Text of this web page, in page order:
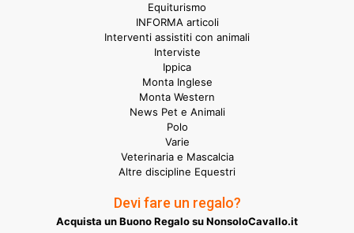
Equiturismo
INFORMA articoli
Interventi assistiti con animali
Interviste
Ippica
Monta Inglese
Monta Western
News Pet e Animali
Polo
Varie
Veterinaria e Mascalcia
Altre discipline Equestri
Devi fare un regalo?
Acquista un Buono Regalo su NonsoloCavallo.it